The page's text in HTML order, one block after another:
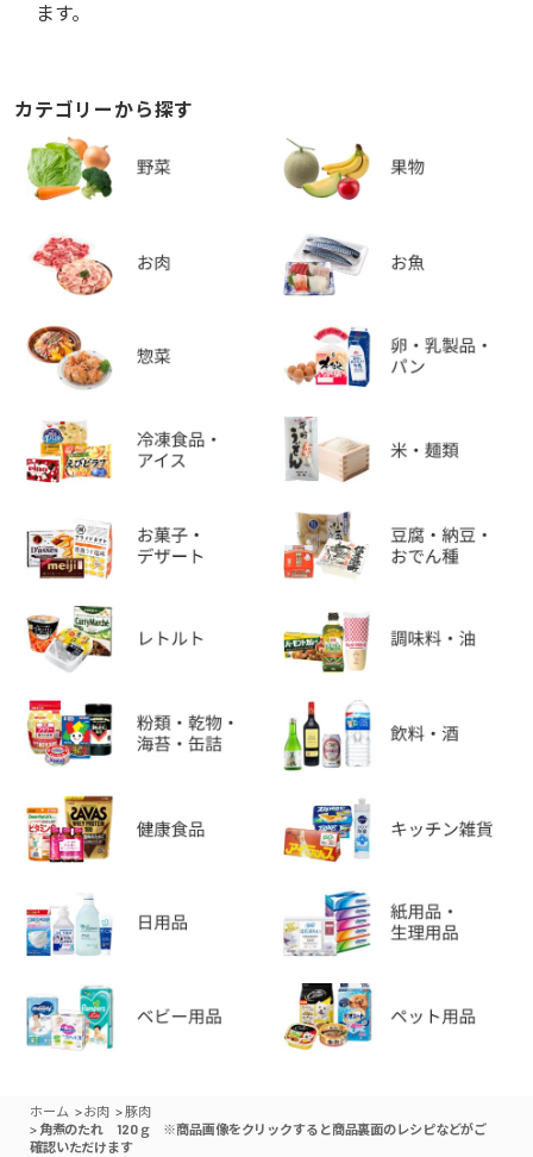
ます。
カテゴリーから探す
ホーム >お肉 >豚肉
> 角煮のたれ 120ｇ ※商品画像をクリックすると商品裏面のレシピなどがご
確認いただけます